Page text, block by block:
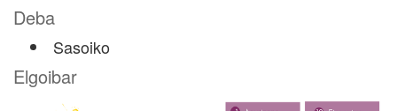
Deba
Sasoiko
Elgoibar